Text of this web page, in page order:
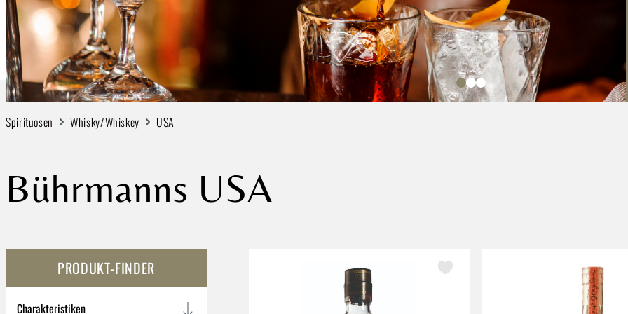
SPIRITUOSEN
Spirituosen Whisky/Whiskey USA
Bührmanns USA
PRODUKT-FINDER
Charakteristiken